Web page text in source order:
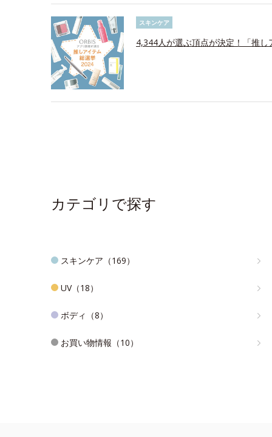
スキンケア
4,344人が選ぶ頂点が決定！「推
カテゴリで探す
スキンケア（169）
UV（18）
ボディ（8）
お買い物情報（10）